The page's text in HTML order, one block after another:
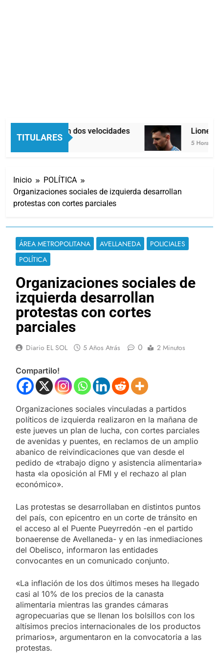
TITULARES
Economía en dos velocidades
4 Horas Atrás
Lionel
5 Horas
Inicio
POLÍTICA
Organizaciones sociales de izquierda desarrollan
protestas con cortes parciales
ÁREA METROPOLITANA AVELLANEDA
POLICIALES
POLÍTICA
Organizaciones sociales de
izquierda desarrollan
protestas con cortes
parciales
Diario EL SOL 5 Años Atrás 0 2 Minutos
Compartilo!
Organizaciones sociales vinculadas a partidos
políticos de izquierda realizaron en la mañana de
este jueves un plan de lucha, con cortes parciales
de avenidas y puentes, en reclamos de un amplio
abanico de reivindicaciones que van desde el
pedido de «trabajo digno y asistencia alimentaria»
hasta «la oposición al FMI y el rechazo al plan
económico».
Las protestas se desarrollaban en distintos puntos
del país, con epicentro en un corte de tránsito en
el acceso al el Puente Pueyrredón -en el partido
bonaerense de Avellaneda- y en las inmediaciones
del Obelisco, informaron las entidades
convocantes en un comunicado conjunto.
«La inflación de los dos últimos meses ha llegado
casi al 10% de los precios de la canasta
alimentaria mientras las grandes cámaras
agropecuarias que se llenan los bolsillos con los
altísimos precios internacionales de los productos
primarios», argumentaron en la convocatoria a las
protestas.